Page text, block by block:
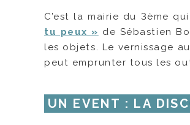
C’est la mairie du 3ème
tu peux » de Sébastien
les objets. Le vernissage
peut emprunter tous les
UN EVENT : LA